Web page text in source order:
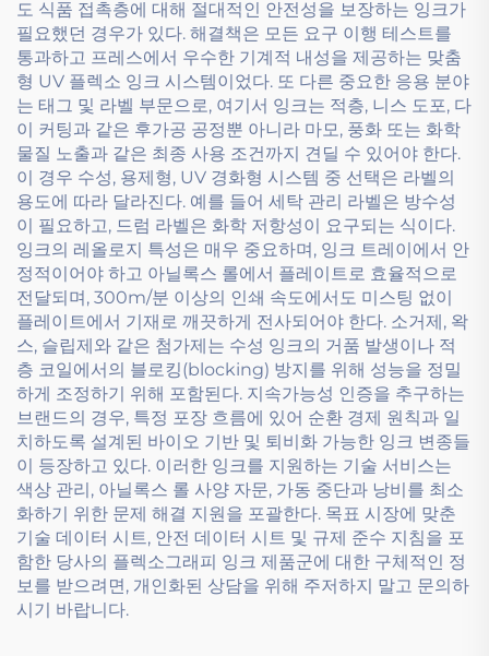
도 식품 접촉층에 대해 절대적인 안전성을 보장하는 잉크가
필요했던 경우가 있다. 해결책은 모든 요구 이행 테스트를
통과하고 프레스에서 우수한 기계적 내성을 제공하는 맞춤
형 UV 플렉소 잉크 시스템이었다. 또 다른 중요한 응용 분야
는 태그 및 라벨 부문으로, 여기서 잉크는 적층, 니스 도포, 다
이 커팅과 같은 후가공 공정뿐 아니라 마모, 풍화 또는 화학
물질 노출과 같은 최종 사용 조건까지 견딜 수 있어야 한다.
이 경우 수성, 용제형, UV 경화형 시스템 중 선택은 라벨의
용도에 따라 달라진다. 예를 들어 세탁 관리 라벨은 방수성
이 필요하고, 드럼 라벨은 화학 저항성이 요구되는 식이다.
잉크의 레올로지 특성은 매우 중요하며, 잉크 트레이에서 안
정적이어야 하고 아닐록스 롤에서 플레이트로 효율적으로
전달되며, 300m/분 이상의 인쇄 속도에서도 미스팅 없이
플레이트에서 기재로 깨끗하게 전사되어야 한다. 소거제, 왁
스, 슬립제와 같은 첨가제는 수성 잉크의 거품 발생이나 적
층 코일에서의 블로킹(blocking) 방지를 위해 성능을 정밀
하게 조정하기 위해 포함된다. 지속가능성 인증을 추구하는
브랜드의 경우, 특정 포장 흐름에 있어 순환 경제 원칙과 일
치하도록 설계된 바이오 기반 및 퇴비화 가능한 잉크 변종들
이 등장하고 있다. 이러한 잉크를 지원하는 기술 서비스는
색상 관리, 아닐록스 롤 사양 자문, 가동 중단과 낭비를 최소
화하기 위한 문제 해결 지원을 포괄한다. 목표 시장에 맞춘
기술 데이터 시트, 안전 데이터 시트 및 규제 준수 지침을 포
함한 당사의 플렉소그래피 잉크 제품군에 대한 구체적인 정
보를 받으려면, 개인화된 상담을 위해 주저하지 말고 문의하
시기 바랍니다.